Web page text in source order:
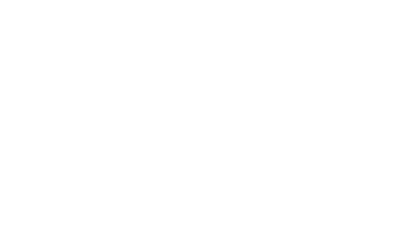
matières (métal, verre, bois, cuir ) et les couleurs